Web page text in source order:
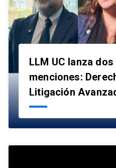
LLM UC lanza
menciones:
Litigación